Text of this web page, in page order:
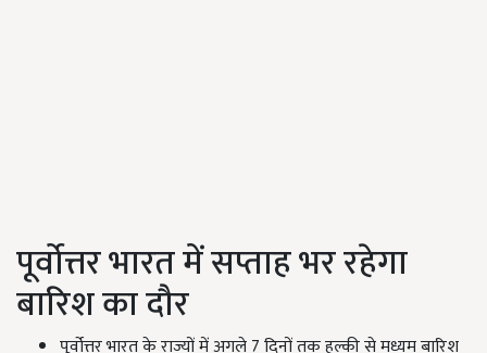
पूर्वोत्तर भारत में सप्ताह भर रहेगा
बारिश का दौर